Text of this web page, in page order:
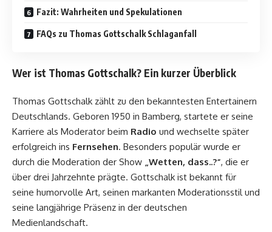
Fazit: Wahrheiten und Spekulationen
FAQs zu Thomas Gottschalk Schlaganfall
Wer ist Thomas Gottschalk? Ein kurzer Überblick
Thomas Gottschalk zählt zu den bekanntesten Entertainern
Deutschlands. Geboren 1950 in Bamberg, startete er seine
Karriere als Moderator beim Radio und wechselte später
erfolgreich ins Fernsehen. Besonders populär wurde er
durch die Moderation der Show „Wetten, dass..?“, die er
über drei Jahrzehnte prägte. Gottschalk ist bekannt für
seine humorvolle Art, seinen markanten Moderationsstil und
seine langjährige Präsenz in der deutschen
Medienlandschaft.